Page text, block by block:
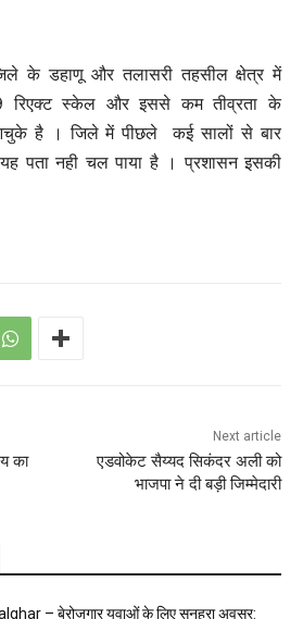
के डहाणू और तलासरी तहसील क्षेत्र में
रिएक्ट स्केल और इससे कम तीव्रता के
है । जिले में पीछले कई सालों से बार
पता नही चल पाया है । प्रशासन इसकी
का
Next article
एडवोकेट सैय्यद सिकंदर अली को
भाजपा ने दी बड़ी जिम्मेदारी
– बेरोजगार युवाओं के लिए सुनहरा अवसर: